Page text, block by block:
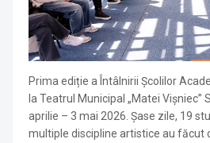
Prima ediție a Întâlnirii Școlilor
la Teatrul Municipal „Matei Vișniec”
aprilie – 3 mai 2026. Șase zile, 19
multiple discipline artistice au făcut